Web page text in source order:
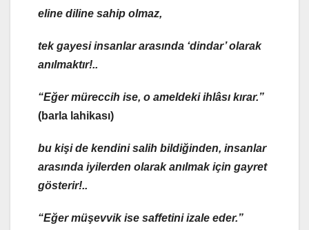
eline diline sahip olmaz,
tek gayesi insanlar arasında ‘dindar’ olarak
anılmaktır!..
“Eğermüreccih ise, o ameldekiihlâsı kırar.”
(barla lahikası)
bu kişi de kendinisalih bildiğinden, insanlar
arasında iyilerden olarak anılmak için gayret
gösterir!..
“Eğermüşevvikise saffetiniizale eder.”